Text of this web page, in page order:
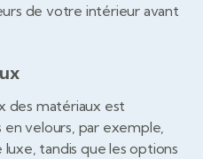
de votre intérieur avant
des matériaux est
en velours, par exemple,
tandis que les options